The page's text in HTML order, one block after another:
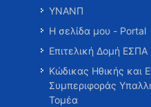
ΥΝΑΝΠ
Η σελίδα μου - Portal
Επιτελική Δομή
Κώδικας Ηθικής και
Συμπεριφοράς
Τομέα